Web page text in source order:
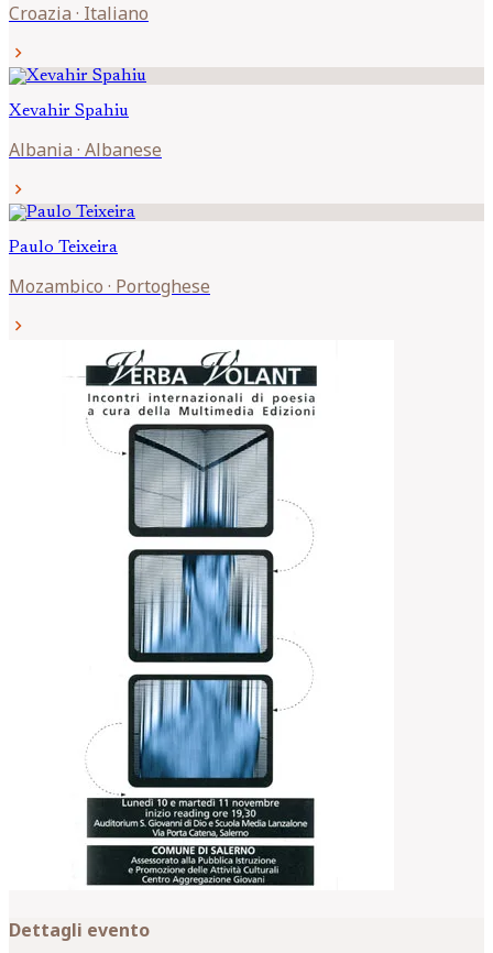
Croazia · Italiano
chevron_right
Xevahir Spahiu
Albania · Albanese
chevron_right
Paulo Teixeira
Mozambico · Portoghese
chevron_right
Dettagli evento